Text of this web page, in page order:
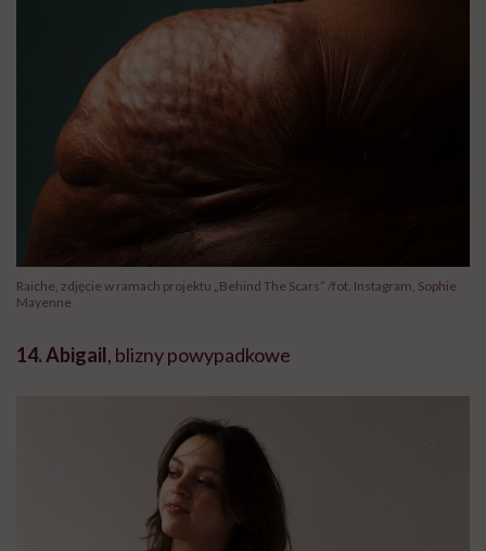
Raiche, zdjęcie w ramach projektu „Behind The Scars” /fot. Instagram, Sophie
Mayenne
14. Abigail, blizny powypadkowe